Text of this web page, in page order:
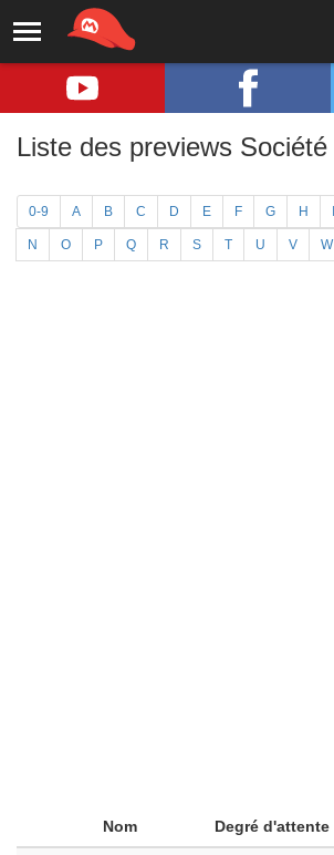
Liste des previews Société
0-9 A B C D E F G H
N O P Q R S T U V W
Nom Degré d'attente